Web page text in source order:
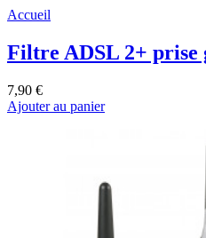
Accueil
Filtre ADSL 2+ prise
7,90 €
Ajouter au panier